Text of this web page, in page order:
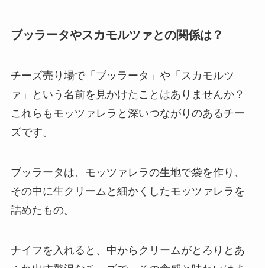
ブッラータやスカモルツァとの関係は？
チーズ売り場で「ブッラータ」や「スカモルツ
ァ」という名前を見かけたことはありませんか？
これらもモッツァレラと深いつながりのあるチー
ズです。
ブッラータは、モッツァレラの生地で袋を作り、
その中に生クリームと細かくしたモッツァレラを
詰めたもの。
ナイフを入れると、中からクリームがとろりとあ